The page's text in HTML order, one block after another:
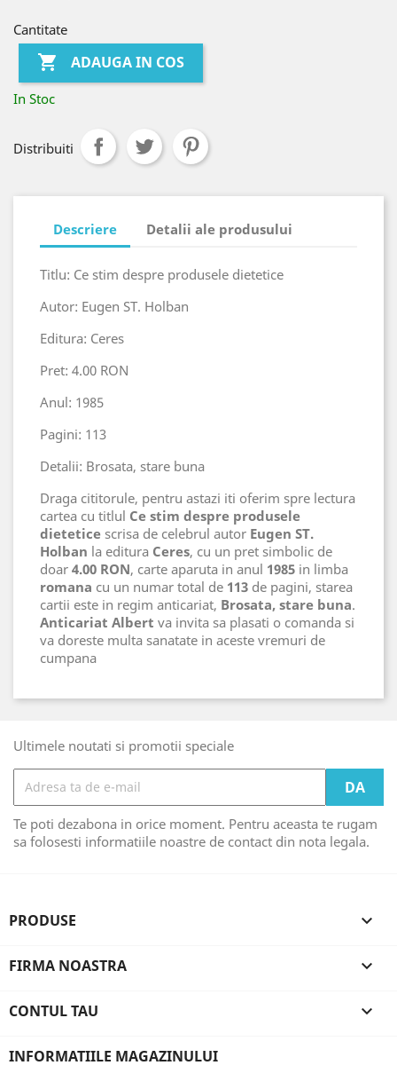
Cantitate
 ADAUGA IN COS
In Stoc
Distribuiti
Descriere Detalii ale produsului
Titlu: Ce stim despre produsele dietetice
Autor: Eugen ST. Holban
Editura: Ceres
Pret: 4.00 RON
Anul: 1985
Pagini: 113
Detalii: Brosata, stare buna
Draga cititorule, pentru astazi iti oferim spre lectura
cartea cu titlul Ce stim despre produsele
dietetice scrisa de celebrul autor Eugen ST.
Holban la editura Ceres, cu un pret simbolic de
doar 4.00 RON, carte aparuta in anul 1985 in limba
romana cu un numar total de 113 de pagini, starea
cartii este in regim anticariat, Brosata, stare buna.
Anticariat Albert va invita sa plasati o comanda si
va doreste multa sanatate in aceste vremuri de
cumpana
Ultimele noutati si promotii speciale
Te poti dezabona in orice moment. Pentru aceasta te rugam
sa folosesti informatiile noastre de contact din nota legala.
PRODUSE 
FIRMA NOASTRA 
CONTUL TAU 
INFORMATIILE MAGAZINULUI